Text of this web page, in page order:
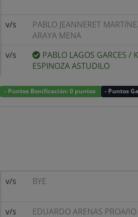
v/s PABLO JEANNERET
ARAYA MENA
v/s PABLO LAGOS GARCES /
ESPINOZA ASTUDILO
- Puntos Bonificación: 0 puntos - Puntos
v/s BYE
v/s EDUARDO ARENAS PROAñO